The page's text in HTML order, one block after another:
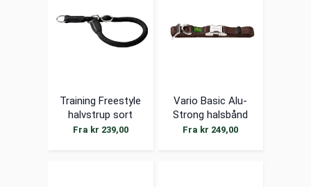
Training Freestyle
halvstrup sort
Fra kr 239,00
Vario Basic Alu-
Strong halsbånd
brun
Fra kr 249,00